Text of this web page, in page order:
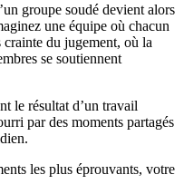
groupe soudé devient alors
une équipe où chacun
crainte du jugement, où la
se soutiennent
le résultat d’un travail
par des moments partagés
les plus éprouvants, votre